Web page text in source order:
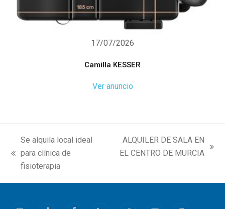
17/07/2026
Camilla KESSER
Ver anuncio
previous
post:
Se alquila local ideal
para clínica de
fisioterapia
next
ALQUILER DE SALA EN
EL CENTRO DE MURCIA